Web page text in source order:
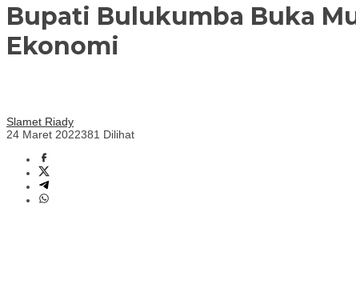
Bupati Bulukumba Buka
Ekonomi
Slamet Riady
24 Maret 2022381 Dilihat